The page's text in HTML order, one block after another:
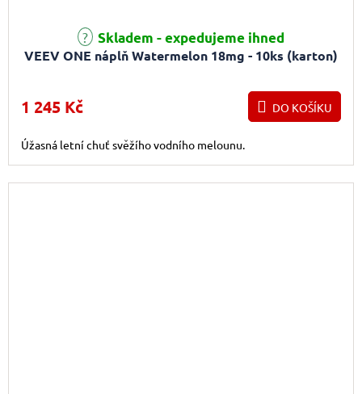
VEEV ONE náplň Watermelon 18mg - 10ks (karton)
Skladem - expedujeme ihned
1 245 Kč DO KOŠÍKU
Úžasná letní chuť svěžího vodního melounu.